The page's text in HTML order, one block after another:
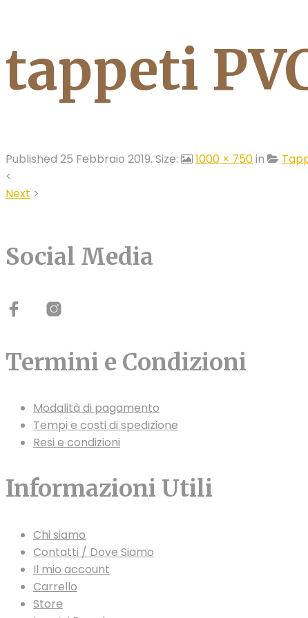
tappeti
Published 25 Febbraio 2019. Size: 1000 × 750in
<
Next >
Social Media
Termini e Condizioni
Modalità di pagamento
Tempi e costi di spedizione
Resi e condizioni
Informazioni Utili
Chi siamo
Contatti / Dove Siamo
Il mio account
Carrello
Store